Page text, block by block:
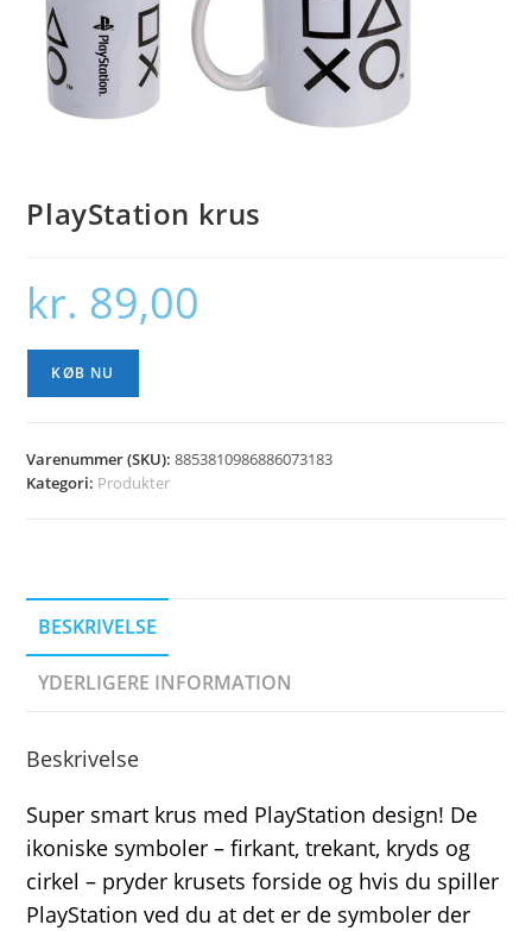
PlayStation krus
kr. 89,00
KØB NU
Varenummer (SKU):8853810986886073183
Kategori: Produkter
BESKRIVELSE
YDERLIGERE INFORMATION
Beskrivelse
Super smart krus med PlayStation design! De
ikoniske symboler – firkant, trekant, kryds og
cirkel – pryder krusets forside og hvis du spiller
PlayStation ved du at det er de symboler der